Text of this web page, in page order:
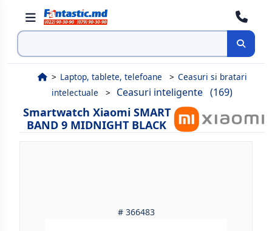
Cauta
Laptop, tablete, telefoane
Ceasuri si bratari
intelectuale
Ceasuri inteligente (169)
Smartwatch Xiaomi SMART
BAND 9 MIDNIGHT BLACK
# 366483